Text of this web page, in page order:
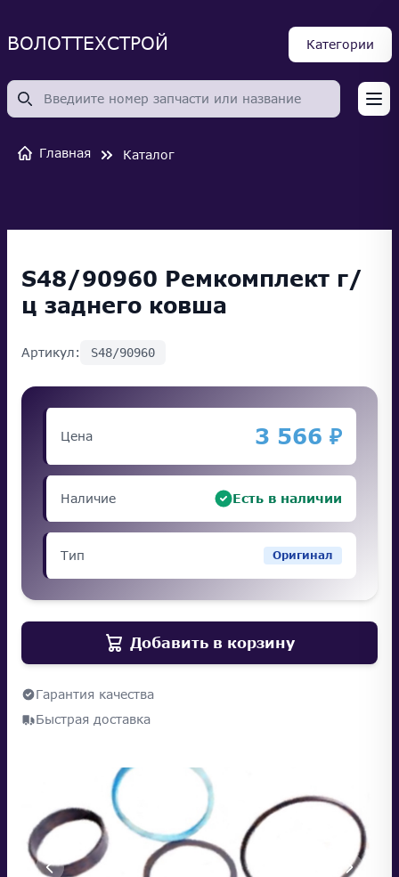
ВОЛОТТЕХСТРОЙ Категории
Главная Каталог
S48/90960 Ремкомплект г/
ц заднего ковша
Артикул: S48/90960
Цена 3 566 ₽
Наличие Есть в наличии
Тип Оригинал
Добавить в корзину
Гарантия качества
Быстрая доставка